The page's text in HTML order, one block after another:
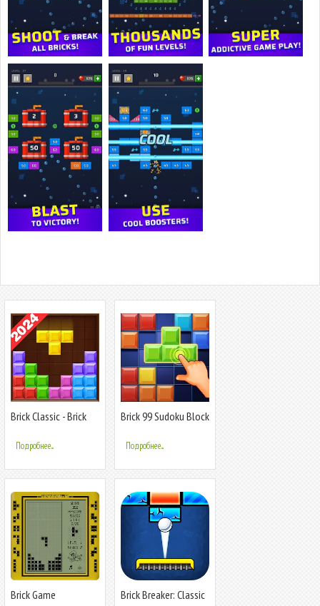
Brick Classic - Brick
Подробнее...
Brick 99 Sudoku Block
Подробнее...
Brick Game
Brick Breaker: Classic